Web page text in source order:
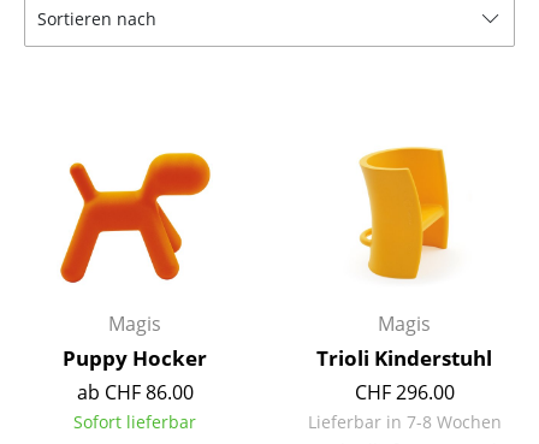
Sitzsäcke
Schaukelstühle
Bürodrehstühle
Konferenzstühle
Bürosessel
Einzelteile
... alle Sitzmöbel
Sortieren nach
Magis
Puppy Hocker
ab CHF 86.00
Sofort lieferbar
Magis
Trioli Kinderstuhl
CHF 296.00
Lieferbar in 7-8 Wochen